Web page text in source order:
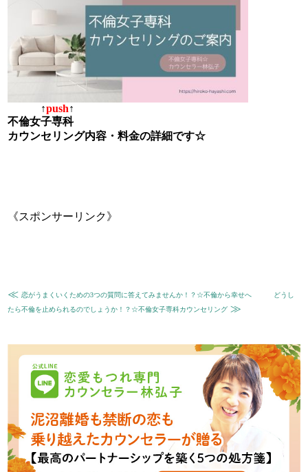
↑push↑
不倫女子専科
カウンセリング内容・料金の詳細です☆
《スポンサーリンク》
≪恋がうまくいくための3つの質問に答えてみませんか！？☆不倫から幸せへ
どうし
たら不倫を止められるのでしょうか！？☆不倫女子専科カウンセリング ≫